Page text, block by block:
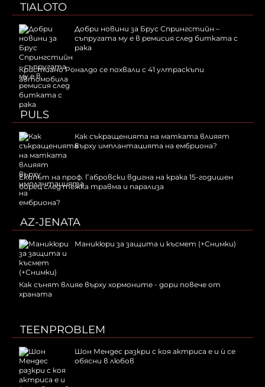
TIALOTO
Добри новини за Брус Спрингстийн –
съпругата му е в ремисия след битката с
рака
Кристиано Роналдо се похвали с 41 ултраскъпи
автомобила
PULS
Как съкращенията на матката влияят
върху имплантацията на ембриона?
Екипът на проф. Габровски вдигна на крака 15-годишен
борец след тежка травма и парализа
AZ-JENATA
Маникюри за защита и късмет (+Снимки)
Как сънят влияе върху хормоните - дори повече от
храната
TEENPROBLEM
Шон Мендес разкри с коя актриса е и ѝ се
обясни в любов